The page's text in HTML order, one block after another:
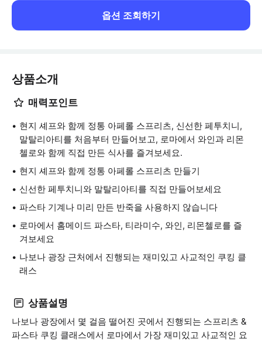
옵션 조회하기
상품소개
매력포인트
현지 셰프와 함께 정통 아페롤 스프리츠, 신선한 페투치니,
말탈리아티를 처음부터 만들어보고, 로마에서 와인과 리몬
첼로와 함께 직접 만든 식사를 즐겨보세요.
현지 셰프와 함께 정통 아페롤 스프리츠 만들기
신선한 페투치니와 말탈리아티를 직접 만들어보세요
파스타 기계나 미리 만든 반죽을 사용하지 않습니다
로마에서 홈메이드 파스타, 티라미수, 와인, 리몬첼로를 즐
겨보세요
나보나 광장 근처에서 진행되는 재미있고 사교적인 쿠킹 클
래스
상품설명
나보나 광장에서 몇 걸음 떨어진 곳에서 진행되는 스프리츠 &
파스타 쿠킹 클래스에서 로마에서 가장 재미있고 사교적인 요